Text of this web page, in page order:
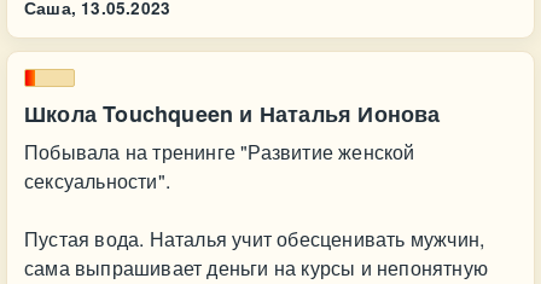
Саша, 13.05.2023
Школа Touchqueen и Наталья Ионова
Побывала на тренинге "Развитие женской
сексуальности".
Пустая вода. Наталья учит обесценивать мужчин,
сама выпрашивает деньги на курсы и непонятную